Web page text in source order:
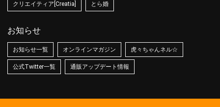
クリエイティア[Creatia] とら婚
お知らせ
お知らせ一覧 オンラインマガジン 虎々ちゃんネル☆
公式Twitter一覧 通販アップデート情報